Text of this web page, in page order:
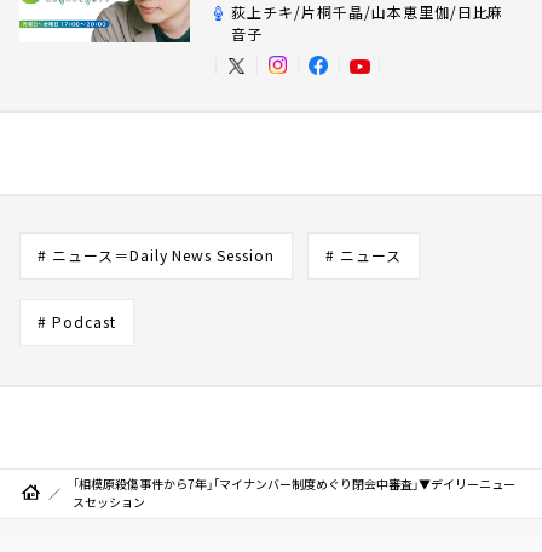
荻上チキ/片桐千晶/山本恵里伽/日比麻
音子
# ニュース＝Daily News Session # ニュース
# Podcast
「相模原殺傷事件から7年」「マイナンバー制度めぐり閉会中審査」▼デイリーニュー
スセッション